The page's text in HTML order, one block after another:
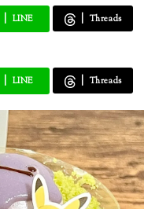
LINE Threads
LINE Threads